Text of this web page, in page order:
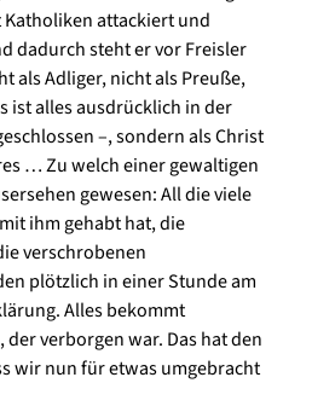
attackiert und
dadurch steht er vor Freisler
als Adliger, nicht als Preuße,
ist alles ausdrücklich in der
–, sondern als Christ
… Zu welch einer gewaltigen
gewesen: All die viele
ihm gehabt hat, die
verschrobenen
plötzlich in einer Stunde am
Alles bekommt
verborgen war. Das hat den
wir nun für etwas umgebracht